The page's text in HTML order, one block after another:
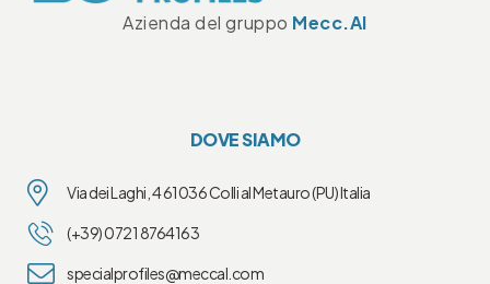
Azienda del gruppo Mecc.Al
DOVE SIAMO
Via dei Laghi, 4 61036 Colli al Metauro (PU) Italia
(+39) 0721 8764163
specialprofiles@meccal.com